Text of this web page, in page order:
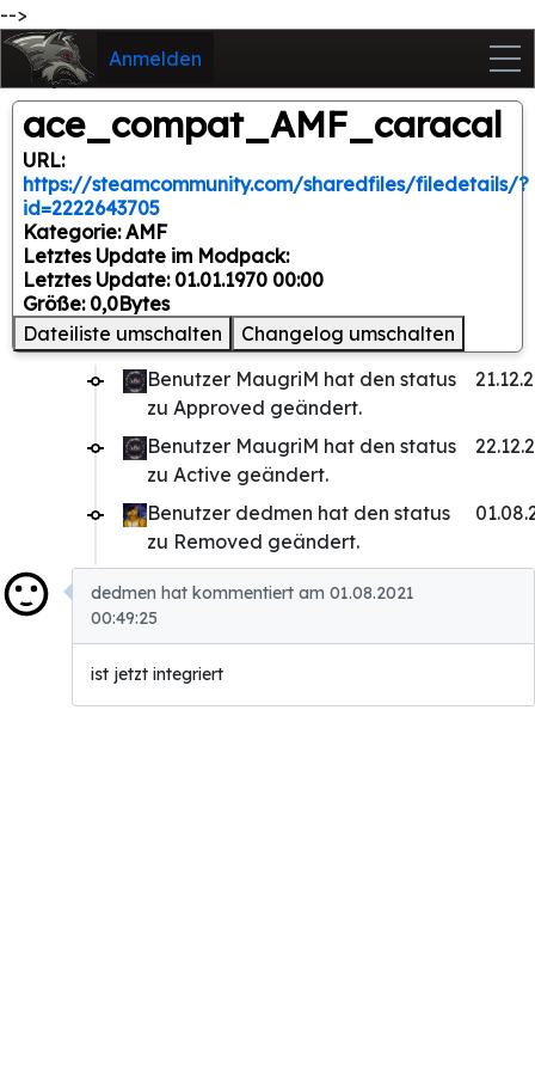
-->
Anmelden
ace_compat_AMF_caracal
URL:
https://steamcommunity.com/sharedfiles/filedetails/?
id=2222643705
Kategorie: AMF
Letztes Update im Modpack:
Letztes Update: 01.01.1970 00:00
Größe: 0,0Bytes
Dateiliste umschalten
Changelog umschalten
Benutzer MaugriM hat den status
zu Approved geändert.
Benutzer MaugriM hat den status
zu Active geändert.
Benutzer dedmen hat den status
zu Removed geändert.
dedmen hat kommentiert am 01.08.2021
00:49:25
ist jetzt integriert